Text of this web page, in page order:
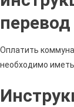
перевод
Оплатить
необходимо